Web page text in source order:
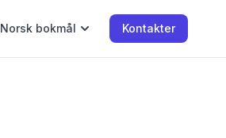
Norsk bokmål Kontakter